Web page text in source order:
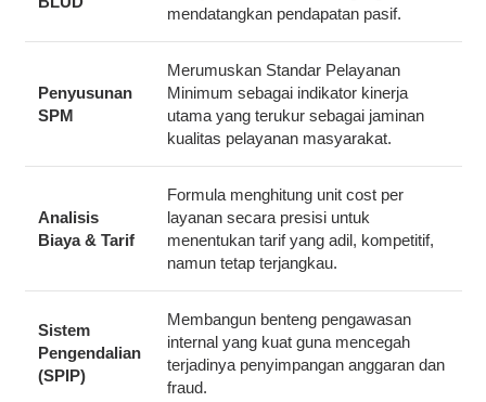
mendatangkan pendapatan pasif.
Penyusunan
SPM
Merumuskan Standar Pelayanan
Minimum sebagai indikator kinerja
utama yang terukur sebagai jaminan
kualitas pelayanan masyarakat.
Analisis
Biaya & Tarif
Formula menghitung unit costper
layanan secara presisi untuk
menentukan tarif yang adil, kompetitif,
namun tetap terjangkau.
Sistem
Pengendalian
(SPIP)
Membangun benteng pengawasan
internal yang kuat guna mencegah
terjadinya penyimpangan anggaran dan
fraud.